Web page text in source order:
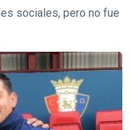
sociales, pero no fue